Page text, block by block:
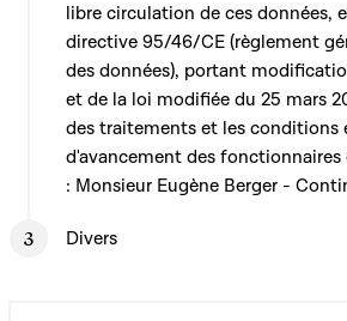
libre circulation de ces données,
directive 95/46/CE (règlement
des données), portant
et de la loi modifiée du 25 mars
des traitements et les conditions
d'avancement des
: Monsieur Eugène Berger -
Divers